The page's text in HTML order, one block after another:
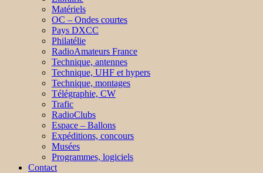
Matériels
OC – Ondes courtes
Pays DXCC
Philatélie
RadioAmateurs France
Technique, antennes
Technique, UHF et hypers
Technique, montages
Télégraphie, CW
Trafic
RadioClubs
Espace – Ballons
Expéditions, concours
Musées
Programmes, logiciels
Contact